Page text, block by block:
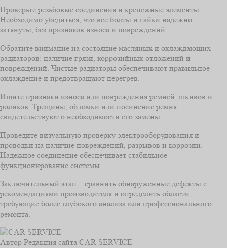
Проверьте резьбовые соединения и крепёжные элементы.
Необходимо убедиться, что все болты и гайки надежно
затянуты, без признаков износа и повреждений.
Обратите внимание на состояние масляных и охлаждающих
радиаторов: наличие грязи, коррозийных отложений и
повреждений. Чистые радиаторы обеспечивают правильное
охлаждение и предотвращают перегрев.
Ищите признаки износа или повреждения ремней, шкивов и
роликов. Трещины, обломки или посинение ремня
свидетельствуют о необходимости его замены.
Проведите визуальную проверку электрооборудования и
проводки на наличие повреждений, разрывов и коррозии.
Надежное соединение обеспечивает стабильное
функционирование системы.
Заключительный этап – сравнить обнаруженные дефекты с
рекомендациями производителя и определить области,
требующие более глубокого анализа или профессионального
ремонта.
Автор Редакция сайта CAR SERVICE